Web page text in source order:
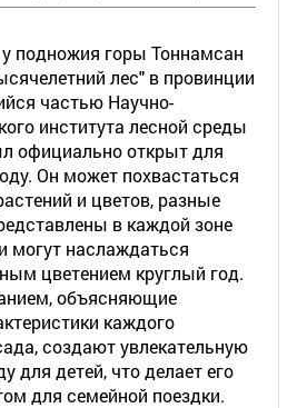
подножия горы Тоннамсан
лес" в провинции
частью Научно-
института лесной среды
официально открыт для
Он может похвастаться
и цветов, разные
в каждой зоне
могут наслаждаться
цветением круглый год.
объясняющие
каждого
создают увлекательную
для детей, что делает его
для семейной поездки.